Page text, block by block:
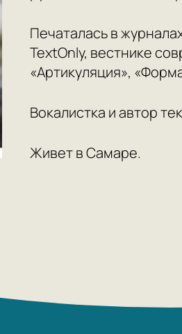
Печаталась в
TextOnly, вестнике
«Артикуляция»,
Вокалистка и автор
Живет в Самаре.